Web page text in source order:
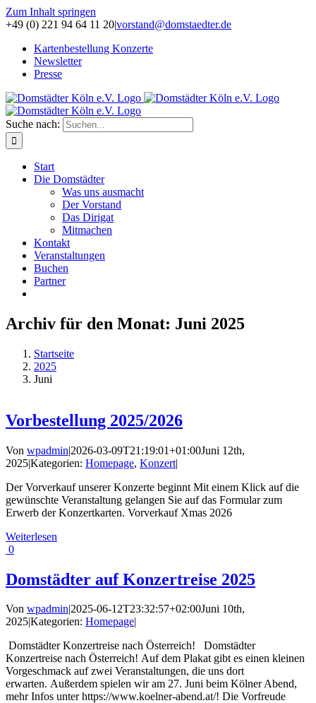
Zum Inhalt springen
+49 (0) 221 94 64 11 20|vorstand@domstaedter.de
Kartenbestellung Konzerte
Newsletter
Presse
Suche nach:
Start
Die Domstädter
Was uns ausmacht
Der Vorstand
Das Dirigat
Mitmachen
Kontakt
Veranstaltungen
Buchen
Partner
Archiv für den Monat: Juni 2025
Startseite
2025
Juni
Vorbestellung 2025/2026
Von wpadmin|2026-03-09T21:19:01+01:00Juni 12th,
2025|Kategorien: Homepage, Konzert|
Der Vorverkauf unserer Konzerte beginnt Mit einem Klick auf die
gewünschte Veranstaltung gelangen Sie auf das Formular zum
Erwerb der Konzertkarten. Vorverkauf Xmas 2026
Weiterlesen
0
Domstädter auf Konzertreise 2025
Von wpadmin|2025-06-12T23:32:57+02:00Juni 10th,
2025|Kategorien: Homepage|
Domstädter Konzertreise nach Österreich! Domstädter
Konzertreise nach Österreich! Auf dem Plakat gibt es einen kleinen
Vorgeschmack auf zwei Veranstaltungen, die uns dort
erwarten. Außerdem spielen wir am 27. Juni beim Kölner Abend,
mehr Infos unter https://www.koelner-abend.at/! Die Vorfreude